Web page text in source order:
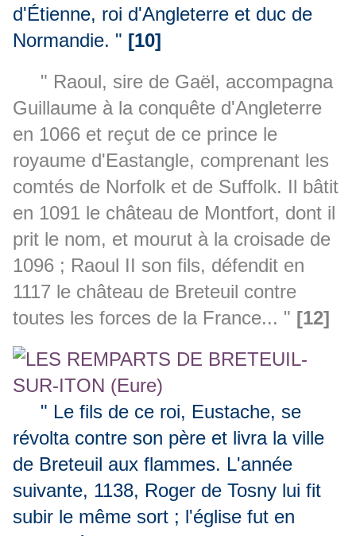
d'Étienne, roi d'Angleterre et duc de
Normandie. " [10]
" Raoul, sire de Gaël, accompagna
Guillaume à la conquête d'Angleterre
en 1066 et reçut de ce prince le
royaume d'Eastangle, comprenant les
comtés de Norfolk et de Suffolk. Il bâtit
en 1091 le château de Montfort, dont il
prit le nom, et mourut à la croisade de
1096 ; Raoul II son fils, défendit en
1117 le château de Breteuil contre
toutes les forces de la France... " [12]
" Le fils de ce roi, Eustache, se
révolta contre son père et livra la ville
de Breteuil aux flammes. L'année
suivante, 1138, Roger de Tosny lui fit
subir le même sort ; l'église fut en